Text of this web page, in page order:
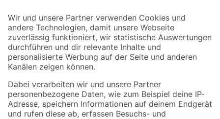
Der toom Newsletter: Keine Angebote und Aktionen mehr verpassen!
Zur Newsletter Anmeldung
Folge uns
Zahlungsarten Versandarten